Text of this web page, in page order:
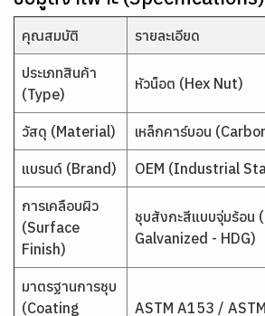
คุณสมบัติ รายละเอียด
ประเภทสินค้า
(Type)
หัวน็อต (Hex Nut)
วัสดุ (Material) เหล็กคาร์บอน
แบรนด์ (Brand) OEM (Industrial
การเคลือบผิว
(Surface
Finish)
ชุบสังกะสีแบบจุ่มร้อน
Galvanized - HDG)
มาตรฐานการชุบ
(Coating
ASTM A153 /